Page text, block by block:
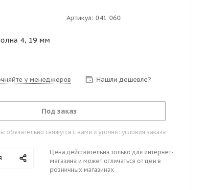
Артикул: 041 060
4, 19 мм
у менеджеров Нашли дешевле?
Под заказ
свяжутся с вами и уточнят условия заказа
Цена действительна только для интернет-
магазина и может отличаться от цен в
розничных магазинах